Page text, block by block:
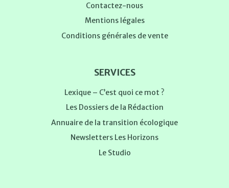
Contactez-nous
Mentions légales
Conditions générales de vente
SERVICES
Lexique – C’est quoi ce mot ?
Les Dossiers de la Rédaction
Annuaire de la transition écologique
Newsletters Les Horizons
Le Studio